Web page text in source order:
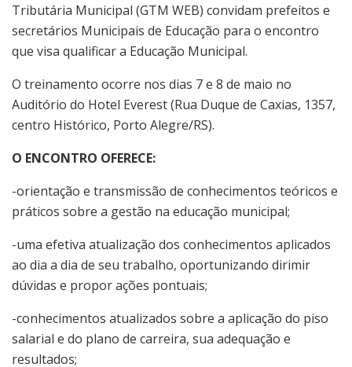
Tributária Municipal (GTM WEB) convidam prefeitos e
secretários Municipais de Educação para o encontro
que visa qualificar a Educação Municipal.
O treinamento ocorre nos dias 7 e 8 de maio no
Auditório do Hotel Everest (Rua Duque de Caxias, 1357,
centro Histórico, Porto Alegre/RS).
O ENCONTRO OFERECE:
-orientação e transmissão de conhecimentos teóricos e
práticos sobre a gestão na educação municipal;
-uma efetiva atualização dos conhecimentos aplicados
ao dia a dia de seu trabalho, oportunizando dirimir
dúvidas e propor ações pontuais;
-conhecimentos atualizados sobre a aplicação do piso
salarial e do plano de carreira, sua adequação e
resultados;